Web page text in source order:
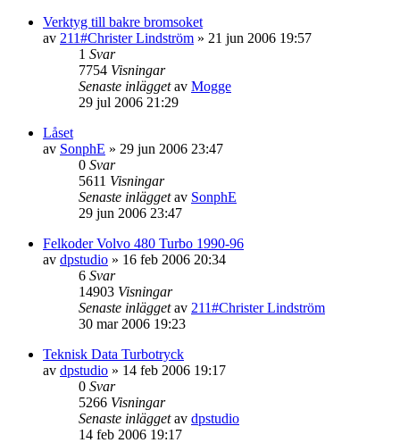
Verktyg till bakre bromsoket
av 211#Christer Lindström » 21 jun 2006 19:57
1 Svar
7754 Visningar
Senaste inläggetav Mogge
29 jul 2006 21:29
Låset
av SonphE » 29 jun 2006 23:47
0 Svar
5611 Visningar
Senaste inläggetav SonphE
29 jun 2006 23:47
Felkoder Volvo 480 Turbo 1990-96
av dpstudio » 16 feb 2006 20:34
6 Svar
14903 Visningar
Senaste inläggetav 211#Christer Lindström
30 mar 2006 19:23
Teknisk Data Turbotryck
av dpstudio » 14 feb 2006 19:17
0 Svar
5266 Visningar
Senaste inläggetav dpstudio
14 feb 2006 19:17